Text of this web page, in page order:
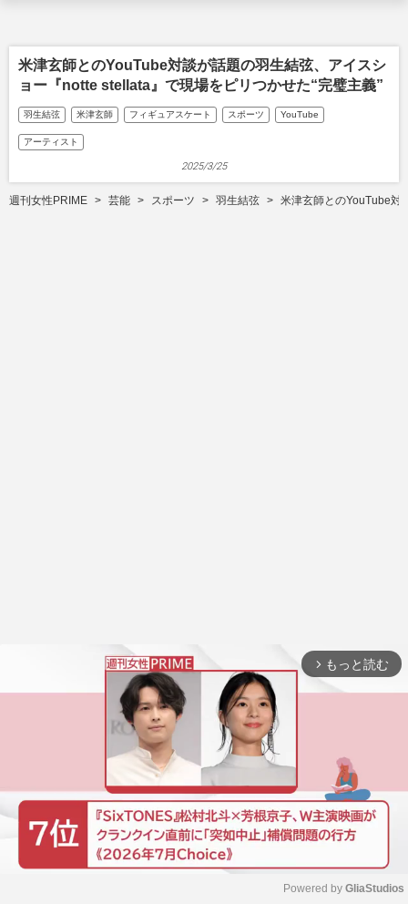
米津玄師とのYouTube対談が話題の羽生結弦、アイスシ
ョー『notte stellata』で現場をピリつかせた“完璧主義”
羽生結弦 米津玄師 フィギュアスケート スポーツ YouTube
アーティスト
2025/3/25
週刊女性PRIME 芸能 スポーツ 羽生結弦 米津玄師とのYouTube対
arrow_forward_ios もっと読む
Powered by GliaStudios